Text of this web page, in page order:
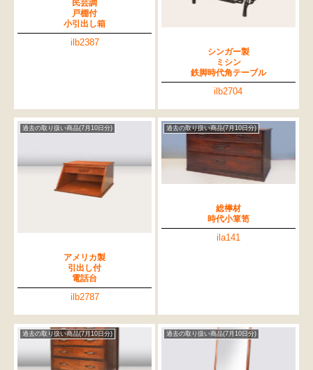
民芸調
戸棚付
小引出し箱
ilb2387
シンガー製
ミシン
鉄脚時代角テーブル
ilb2704
過去の取り扱い商品(7月10日分)
アメリカ製
引出し付
電話台
ilb2787
過去の取り扱い商品(7月10日分)
総﨔材
時代小箪笥
ila141
過去の取り扱い商品(7月10日分) 過去の取り扱い商品(7月10日分)